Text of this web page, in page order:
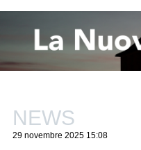
NEWS
29 novembre 2025 15:08